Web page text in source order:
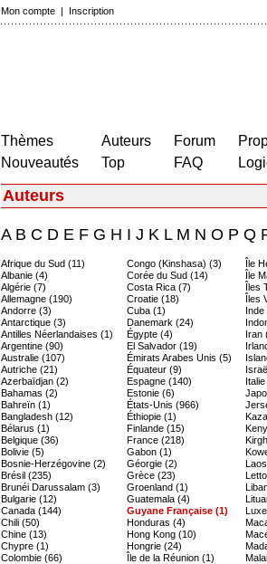
Mon compte | Inscription
Thèmes
Nouveautés
Auteurs
Top
Forum
FAQ
Auteurs
AB C D E F G H I J K LM N O P Q
Afrique du Sud (11)
Albanie (4)
Algérie (7)
Allemagne (190)
Andorre (3)
Antarctique (3)
Antilles Néerlandaises (1)
Argentine (90)
Australie (107)
Autriche (21)
Azerbaïdjan (2)
Bahamas (2)
Bahreïn (1)
Bangladesh (12)
Bélarus (1)
Belgique (36)
Bolivie (5)
Bosnie-Herzégovine (2)
Brésil (235)
Brunéi Darussalam (3)
Bulgarie (12)
Canada (144)
Chili (50)
Chine (13)
Chypre (1)
Colombie (66)
Congo (Kinshasa) (3)
Corée du Sud (14)
Costa Rica (7)
Croatie (18)
Cuba (1)
Danemark (24)
Égypte (4)
El Salvador (19)
Émirats Arabes Unis (5)
Équateur (9)
Espagne (140)
Estonie (6)
États-Unis (966)
Éthiopie (1)
Finlande (15)
France (218)
Gabon (1)
Géorgie (2)
Grèce (23)
Groenland (1)
Guatemala (4)
Guyane Française (1)
Honduras (4)
Hong Kong (10)
Hongrie (24)
Île de la Réunion (1)
Île
Île
Îles
Îles
Inde
Iran